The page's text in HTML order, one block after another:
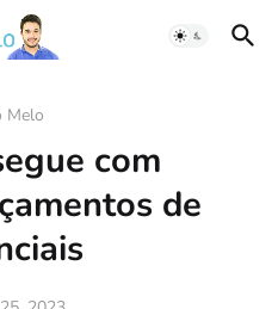
Melo
com
de